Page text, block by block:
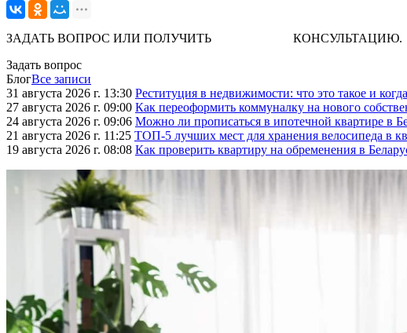
ЗАДАТЬ ВОПРОС ИЛИ ПОЛУЧИТЬ КОНСУЛЬТАЦИЮ. Наши
Задать вопрос
БлогВсе записи
31 августа 2026 г. 13:30 Реституция в недвижимости: что это такое и
27 августа 2026 г. 09:00 Как переоформить коммуналку на нового
24 августа 2026 г. 09:06 Можно ли прописаться в ипотечной квартире в
21 августа 2026 г. 11:25 ТОП-5 лучших мест для хранения велосипеда в
19 августа 2026 г. 08:08 Как проверить квартиру на обременения в